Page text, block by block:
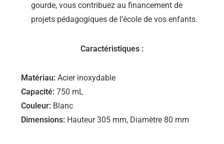
gourde, vous contribuez au financement de
projets pédagogiques de l’école de vos enfants.
Caractéristiques :
Matériau: Acier inoxydable
Capacité: 750 mL
Couleur: Blanc
Dimensions: Hauteur 305 mm, Diamètre 80 mm